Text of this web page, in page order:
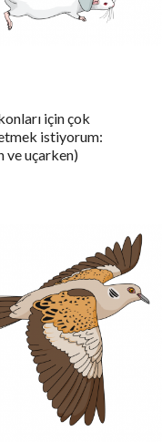
için çok
istiyorum:
ve uçarken)